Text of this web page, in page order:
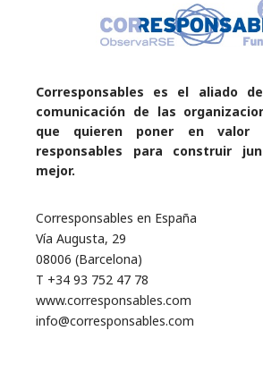
Corresponsables es el aliado
comunicación de las
que quieren poner en valor
responsables para construir
mejor.
Corresponsables en España
Vía Augusta, 29
08006 (Barcelona)
T +34 93 752 47 78
www.corresponsables.com
info@corresponsables.com